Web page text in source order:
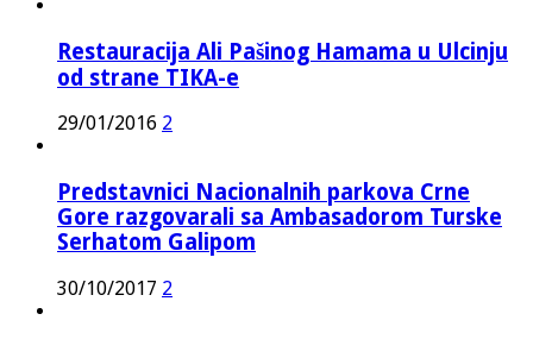
Restauracija Ali Pašinog Hamama u Ulcinju
od strane TIKA-e
29/01/2016 2
Predstavnici Nacionalnih parkova Crne
Gore razgovarali sa Ambasadorom Turske
Serhatom Galipom
30/10/2017 2